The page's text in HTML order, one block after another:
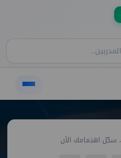
سجّل اهتمامك الآن